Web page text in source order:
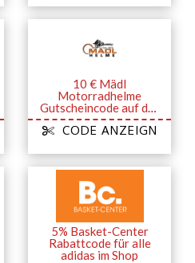
10 € Mädl
Motorradhelme
Gutscheincode auf der
gesamte Website
CODE ANZEIGN
5% Basket-Center
Rabattcode für alle
adidas im Shop